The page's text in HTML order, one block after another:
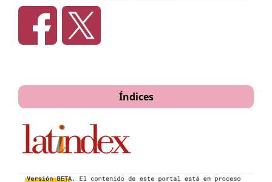
Século XX, São Leopoldo (Brasil), Editora Unisinos.
Índices